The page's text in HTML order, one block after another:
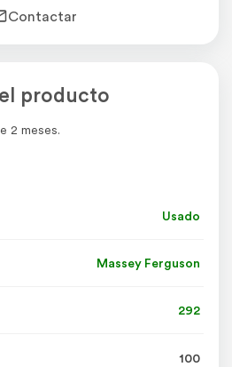
Contactar
producto
2 meses.
Usado
Massey Ferguson
292
100